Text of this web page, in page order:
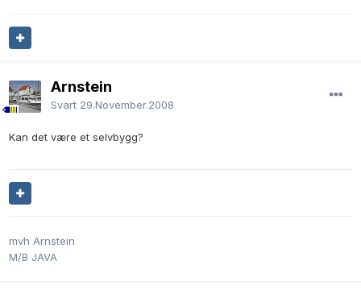
Arnstein
Svart 29.November.2008
Kan det være et selvbygg?
mvh Arnstein
M/B JAVA